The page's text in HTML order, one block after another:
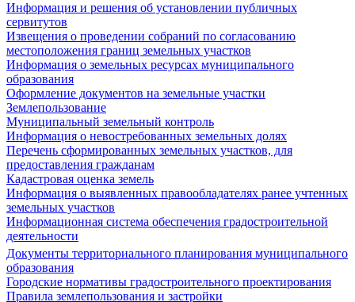
Информация и решения об установлении публичных
сервитутов
Извещения о проведении собраний по согласованию
местоположения границ земельных участков
Информация о земельных ресурсах муниципального
образования
Оформление документов на земельные участки
Землепользование
Муниципальный земельный контроль
Информация о невостребованных земельных долях
Перечень сформированных земельных участков, для
предоставления гражданам
Кадастровая оценка земель
Информация о выявленных правообладателях ранее учтенных
земельных участков
Информационная система обеспечения градостроительной
деятельности
Документы территориального планирования муниципального
образования
Городские нормативы градостроительного проектирования
Правила землепользования и застройки